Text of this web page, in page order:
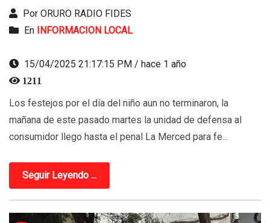
Por ORURO RADIO FIDES
En
INFORMACION LOCAL
15/04/2025 21:17:15 PM / hace 1 año
1211
Los festejos por el día del niño aun no terminaron, la
mañana de este pasado martes la unidad de defensa al
consumidor llego hasta el penal La Merced para fe...
Seguir Leyendo ...